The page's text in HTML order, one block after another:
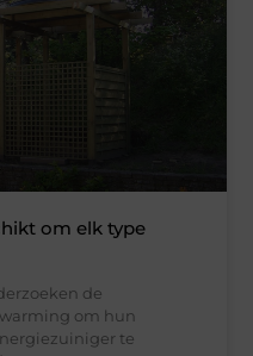
om elk type
de
om hun
te